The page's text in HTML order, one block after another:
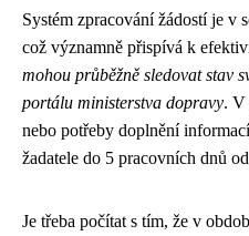
Systém zpracování žádostí je v
což významně přispívá k
mohou průběžně sledovat stav
portálu ministerstva dopravy. V
nebo potřeby doplnění
žadatele do 5 pracovních dnů
Je třeba počítat s tím, že v